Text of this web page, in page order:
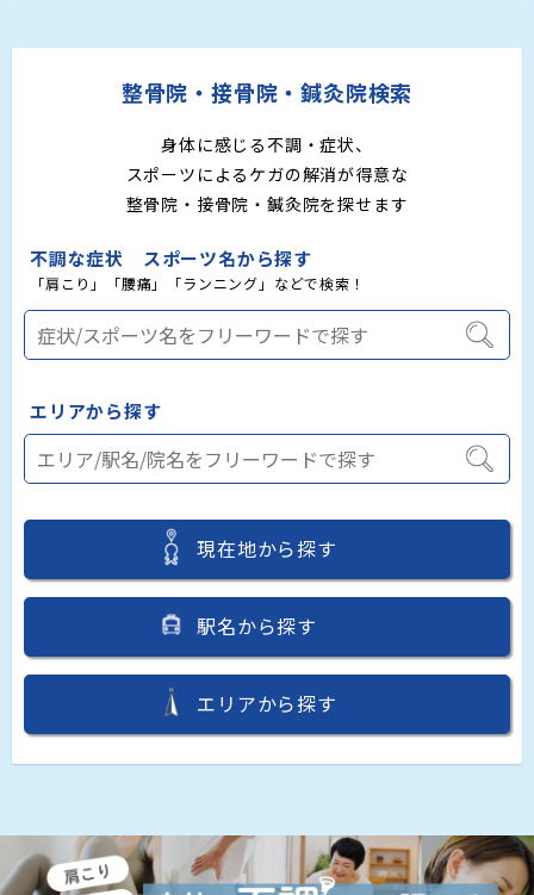
整骨院・接骨院・鍼灸院検索
身体に感じる不調・症状、
スポーツによるケガの解消が得意な
整骨院・接骨院・鍼灸院を探せます
不調な症状 スポーツ名から探す
「肩こり」「腰痛」「ランニング」などで検索！
エリアから探す
現在地から探す
駅名から探す
エリアから探す